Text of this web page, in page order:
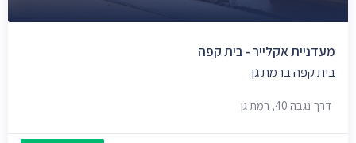
מעדניית אקלייר - בית קפה
בית קפה ברמת גן
דרך נגבה 40, רמת גן